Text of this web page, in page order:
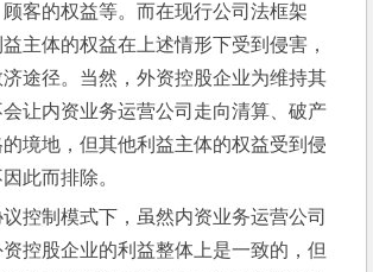
客的权益等。而在现行公司法框架
主体的权益在上述情形下受到侵害，
途径。当然，外资控股企业为维持其
让内资业务运营公司走向清算、破产
境地，但其他利益主体的权益受到侵
此而排除。
控制模式下，虽然内资业务运营公司
控股企业的利益整体上是一致的，但